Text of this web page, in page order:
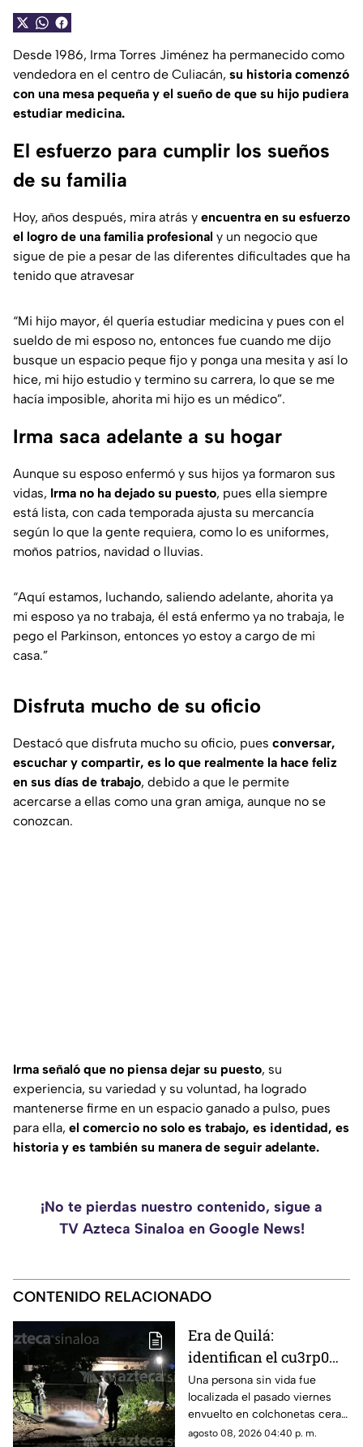
Desde 1986, Irma Torres Jiménez ha permanecido como
vendedora en el centro de Culiacán, su historia comenzó
con una mesa pequeña y el sueño de que su hijo pudiera
estudiar medicina.
El esfuerzo para cumplir los sueños
de su familia
Hoy, años después, mira atrás y encuentra en su esfuerzo
el logro de una familia profesional y un negocio que
sigue de pie a pesar de las diferentes dificultades que ha
tenido que atravesar
“Mi hijo mayor, él quería estudiar medicina y pues con el
sueldo de mi esposo no, entonces fue cuando me dijo
busque un espacio peque fijo y ponga una mesita y así lo
hice, mi hijo estudio y termino su carrera, lo que se me
hacía imposible, ahorita mi hijo es un médico”.
Irma saca adelante a su hogar
Aunque su esposo enfermó y sus hijos ya formaron sus
vidas, Irma no ha dejado su puesto, pues ella siempre
está lista, con cada temporada ajusta su mercancía
según lo que la gente requiera, como lo es uniformes,
moños patrios, navidad o lluvias.
“Aquí estamos, luchando, saliendo adelante, ahorita ya
mi esposo ya no trabaja, él está enfermo ya no trabaja, le
pego el Parkinson, entonces yo estoy a cargo de mi
casa.”
Disfruta mucho de su oficio
Destacó que disfruta mucho su oficio, pues conversar,
escuchar y compartir, es lo que realmente la hace feliz
en sus días de trabajo, debido a que le permite
acercarse a ellas como una gran amiga, aunque no se
conozcan.
Irma señaló que no piensa dejar su puesto, su
experiencia, su variedad y su voluntad, ha logrado
mantenerse firme en un espacio ganado a pulso, pues
para ella, el comercio no solo es trabajo, es identidad, es
historia y es también su manera de seguir adelante.
¡No te pierdas nuestro contenido, sigue a
TV Azteca Sinaloa en Google News!
CONTENIDO RELACIONADO
Era de Quilá:
identifican el cu3rp0
envuelto en
colchonetas hallado en
Los Cerritos, Culiacán
Una persona sin vida fue
localizada el pasado viernes
envuelto en colchonetas cera
del sector de Los Cerritos, en
agosto 08, 2026 04:40 p. m.